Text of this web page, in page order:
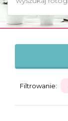
Filtrowanie: